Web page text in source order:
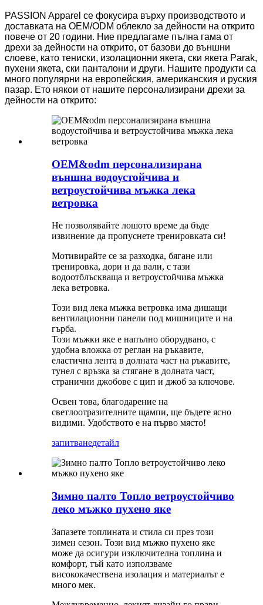
PASSION Apparel се фокусира върху производството и
доставката на OEM/ODM облекло за дейности на открито
повече от 20 години. Ние предлагаме пълна гама от
дрехи за дейности на открито, от базови до външни
слоеве, като тениски, изолационни якета, ски якета Parak,
пухени якета, ски панталони и други. Нашите продукти са
много популярни на европейския, американския и руския
пазар. Ето някои от нашите персонализирани дрехи за
дейности на открито:
OEM&odm персонализирана
външна водоустойчива и
ветроустойчива мъжка лека
ветровка
Не позволявайте лошото време да бъде
извинение да пропуснете тренировката си!
Мотивирайте се за разходка, бягане или
тренировка, дори и да вали, с тази
водоотблъскваща и ветроустойчива мъжка
лека ветровка.
Този вид лека мъжка ветровка има дишащи
вентилационни панели под мишниците и на
гърба.
Този мъжки яке е напълно оборудвано, с
удобна вложка от реглан на ръкавите,
еластична лента в долната част на ръкавите,
тунел с връзка за стягане в долната част,
странични джобове с цип и джоб за ключове.
Освен това, благодарение на
светлоотразителните щампи, ще бъдете ясно
видими. Удобството е на първо място!
запитванедетайл
Зимно палто Топло ветроустойчиво
леко мъжко пухено яке
Запазете топлината и стила си през този
зимен сезон. Този вид мъжко пухено яке
може да осигури изключителна топлина и
комфорт, тъй като използваме
висококачествена изолация и материалът е
много мек.